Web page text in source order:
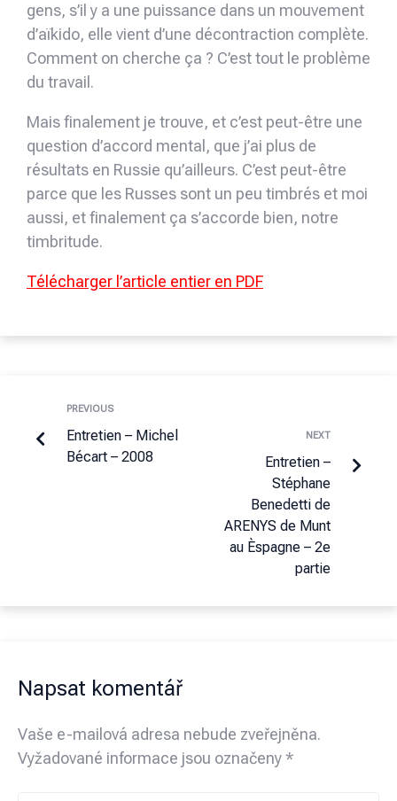
gens, s’il y a une puissance dans un mouvement
d’aïkido, elle vient d’une décontraction complète.
Comment on cherche ça ? C’est tout le problème
du travail.
Mais finalement je trouve, et c’est peut-être une
question d’accord mental, que j’ai plus de
résultats en Russie qu’ailleurs. C’est peut-être
parce que les Russes sont un peu timbrés et moi
aussi, et finalement ça s’accorde bien, notre
timbritude.
Télécharger l’article entier en PDF
PREVIOUS
Entretien – Michel
Bécart – 2008
NEXT
Entretien –
Stéphane
Benedetti de
ARENYS de Munt
au Èspagne – 2e
partie
Napsat komentář
Vaše e-mailová adresa nebude zveřejněna.
Vyžadované informace jsou označeny*